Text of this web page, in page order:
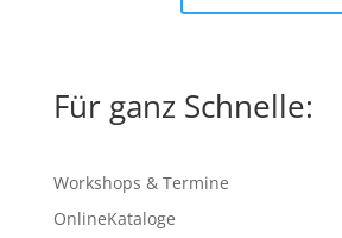
Für ganz Schnelle:
Workshops & Termine
OnlineKataloge